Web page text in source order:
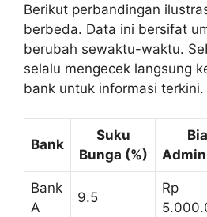
Berikut perbandingan
berbeda. Data ini bersifat
berubah sewaktu-waktu.
selalu mengecek langsung
bank untuk informasi terkini.
Bank
Suku
Bunga (%)
Bank
A
9.5
Rp